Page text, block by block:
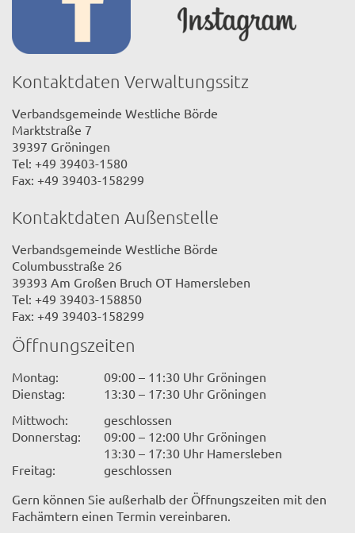
Kontaktdaten Verwaltungssitz
Verbandsgemeinde Westliche Börde
Marktstraße 7
39397 Gröningen
Tel: +49 39403-1580
Fax: +49 39403-158299
Kontaktdaten Außenstelle
Verbandsgemeinde Westliche Börde
Columbusstraße 26
39393 Am Großen Bruch OT Hamersleben
Tel: +49 39403-158850
Fax: +49 39403-158299
Öffnungszeiten
Montag:
09:00 – 11:30 Uhr Gröningen
Dienstag:
13:30 – 17:30 Uhr Gröningen
Mittwoch:
geschlossen
Donnerstag:
09:00 – 12:00 Uhr Gröningen
13:30 – 17:30 Uhr Hamersleben
Freitag:
geschlossen
Gern können Sie außerhalb der Öffnungszeiten mit den
Fachämtern einen Termin vereinbaren.